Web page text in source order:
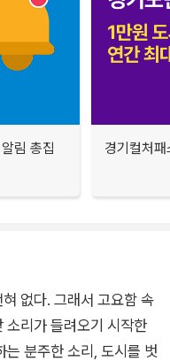
림 총집
경기컬처
없다. 그래서 고요함 속
소리가 들려오기 시작한
는 분주한 소리, 도시를 벗